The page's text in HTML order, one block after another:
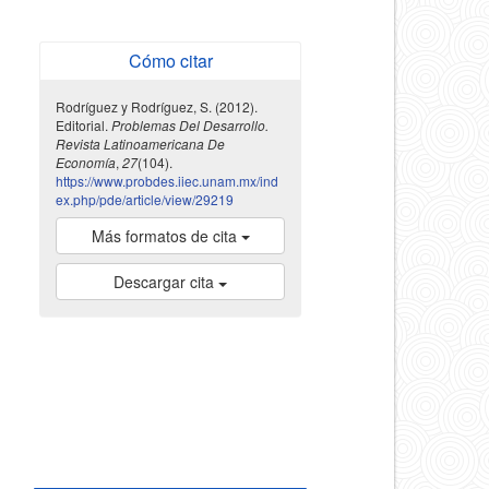
Cómo citar
Rodríguez y Rodríguez, S. (2012).
Editorial. Problemas Del Desarrollo.
Revista Latinoamericana De
Economía, 27(104).
https://www.probdes.iiec.unam.mx/ind
ex.php/pde/article/view/29219
Más formatos de cita
Descargar cita